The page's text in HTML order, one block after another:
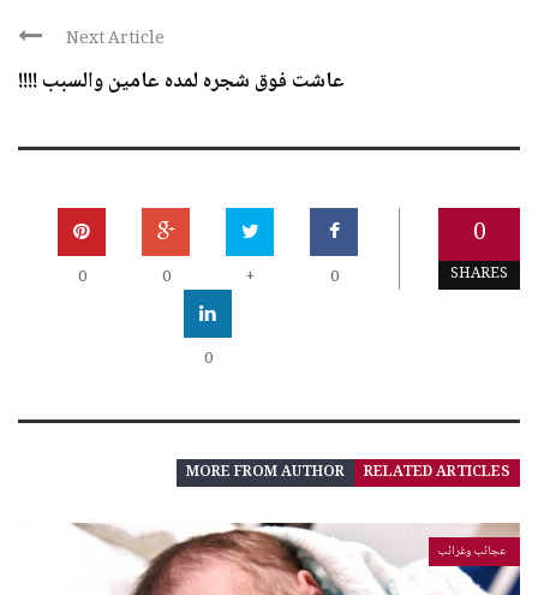
Next Article
عاشت فوق شجره لمده عامين والسبب !!!!
0
SHARES
0
+
0
0
0
RELATED ARTICLES
MORE FROM AUTHOR
عجائب وغرائب